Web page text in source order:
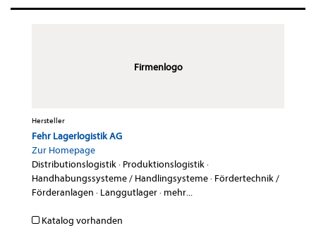
Firmenlogo
Hersteller
Fehr Lagerlogistik AG
Zur Homepage
Distributionslogistik· Produktionslogistik·
Handhabungssysteme / Handlingsysteme· Fördertechnik /
Förderanlagen · Langgutlager· mehr...
Katalog vorhanden